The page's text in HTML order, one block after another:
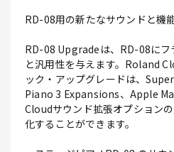
RD-08用の新たなサウンドと機
RD-08 Upgradeは、RD-08にフ
と汎用性を与えます。Roland
ック・アップグレードは、
Piano 3 Expansions、Apple
Cloudサウンド拡張オプション
化することができます。